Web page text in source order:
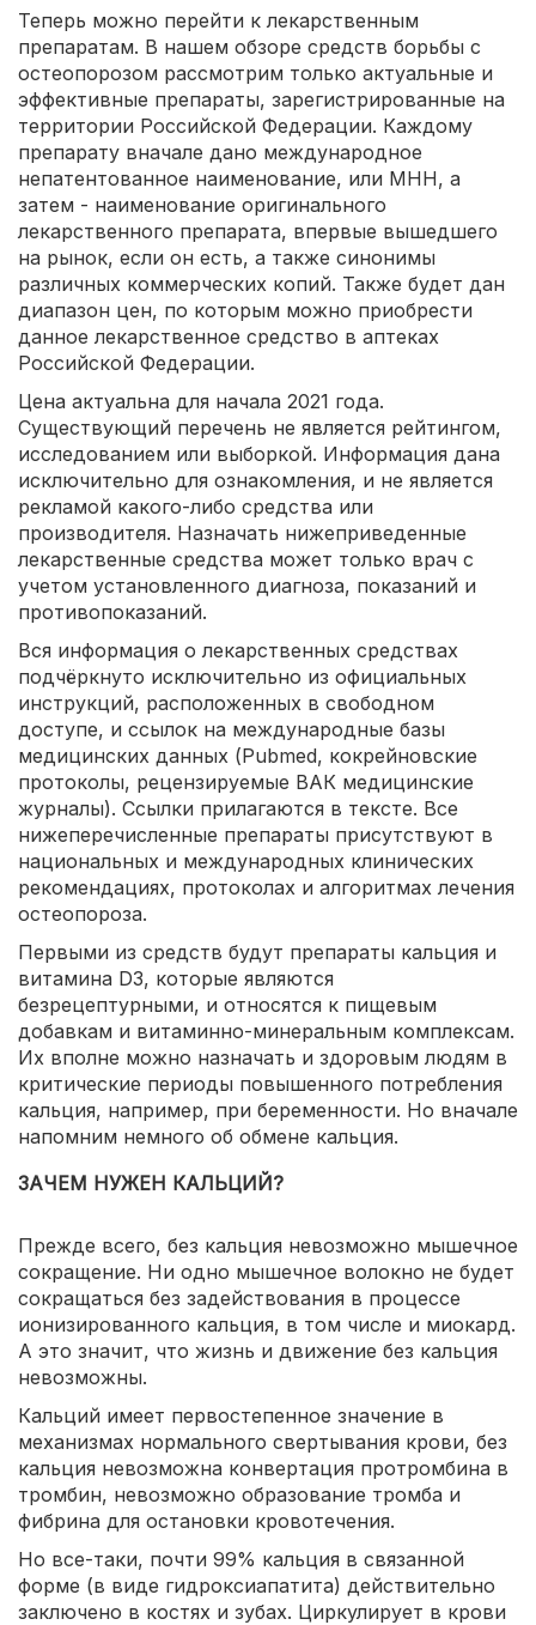
Теперь можно перейти к лекарственным
препаратам. В нашем обзоре средств борьбы с
остеопорозом рассмотрим только актуальные и
эффективные препараты, зарегистрированные на
территории Российской Федерации. Каждому
препарату вначале дано международное
непатентованное наименование, или МНН, а
затем - наименование оригинального
лекарственного препарата, впервые вышедшего
на рынок, если он есть, а также синонимы
различных коммерческих копий. Также будет дан
диапазон цен, по которым можно приобрести
данное лекарственное средство в аптеках
Российской Федерации.
Цена актуальна для начала 2021 года.
Существующий перечень не является рейтингом,
исследованием или выборкой. Информация дана
исключительно для ознакомления, и не является
рекламой какого-либо средства или
производителя. Назначать нижеприведенные
лекарственные средства может только врач с
учетом установленного диагноза, показаний и
противопоказаний.
Вся информация о лекарственных средствах
подчёркнуто исключительно из официальных
инструкций, расположенных в свободном
доступе, и ссылок на международные базы
медицинских данных (Pubmed, кокрейновские
протоколы, рецензируемые ВАК медицинские
журналы). Ссылки прилагаются в тексте. Все
нижеперечисленные препараты присутствуют в
национальных и международных клинических
рекомендациях, протоколах и алгоритмах лечения
остеопороза.
Первыми из средств будут препараты кальция и
витамина D3, которые являются
безрецептурными, и относятся к пищевым
добавкам и витаминно-минеральным комплексам.
Их вполне можно назначать и здоровым людям в
критические периоды повышенного потребления
кальция, например, при беременности. Но вначале
напомним немного об обмене кальция.
ЗАЧЕМ НУЖЕН КАЛЬЦИЙ?
Прежде всего, без кальция невозможно мышечное
сокращение. Ни одно мышечное волокно не будет
сокращаться без задействования в процессе
ионизированного кальция, в том числе и миокард.
А это значит, что жизнь и движение без кальция
невозможны.
Кальций имеет первостепенное значение в
механизмах нормального свертывания крови, без
кальция невозможна конвертация протромбина в
тромбин, невозможно образование тромба и
фибрина для остановки кровотечения.
Но все-таки, почти 99% кальция в связанной
форме (в виде гидроксиапатита) действительно
заключено в костях и зубах. Циркулирует в крови